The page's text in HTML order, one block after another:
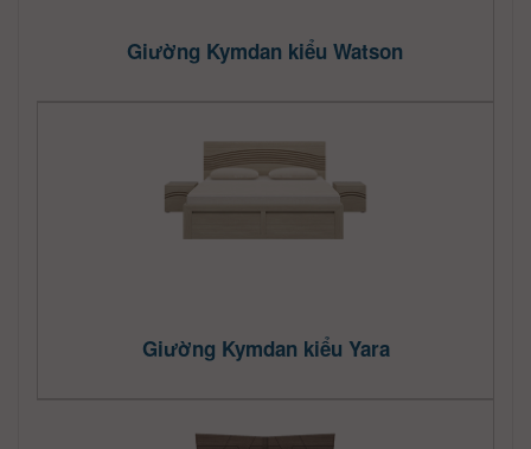
Giường Kymdan kiểu Watson
Giường Kymdan kiểu Yara